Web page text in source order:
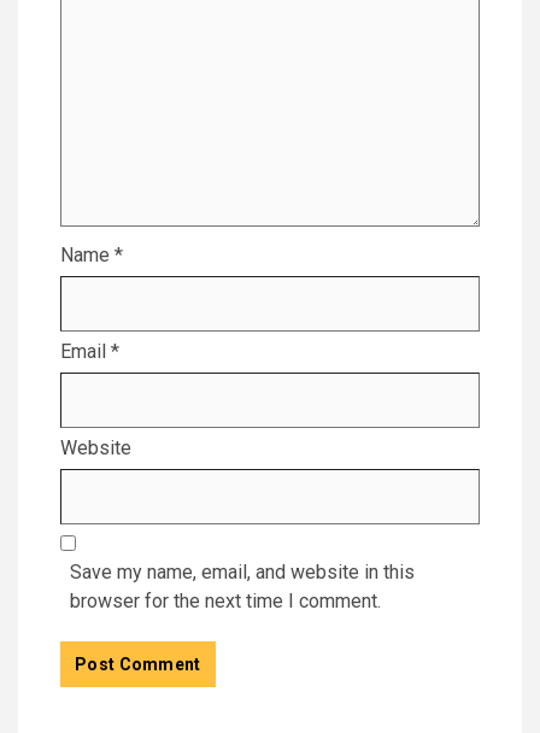
Name *
Email *
Website
Save my name, email, and website in this
browser for the next time I comment.